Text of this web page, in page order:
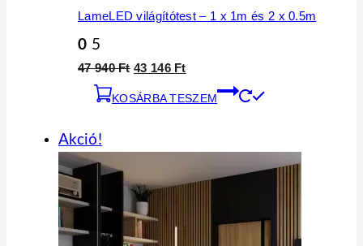
LameLED világítótest – 1 x 1m és 2 x 0.5m
0 5
47 940Ft Original
was:
43 146 FtCurrent
is:
KOSÁRBA TESZEM
Akció!